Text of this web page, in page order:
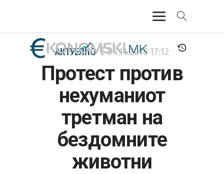
АКТУЕЛНО
ЕКОНОМИЈА
ФИНАНСИИ
БАНКАРСТВО
ЖИВОТ
АКТУЕЛНО 04.11.2018 17:12
Протест против
нехуманиот
третман на
бездомните
животни